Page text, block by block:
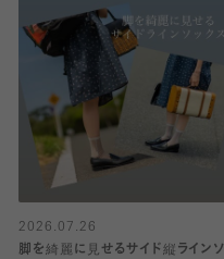
2026.07.26
脚を綺麗に見せるサイド縦ラインソ